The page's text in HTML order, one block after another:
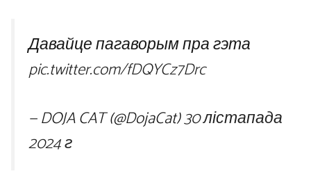
Давайце пагаворым пра гэта
pic.twitter.com/fDQYCz7Drc
— DOJA CAT (@DojaCat)30 лістапада
2024 г